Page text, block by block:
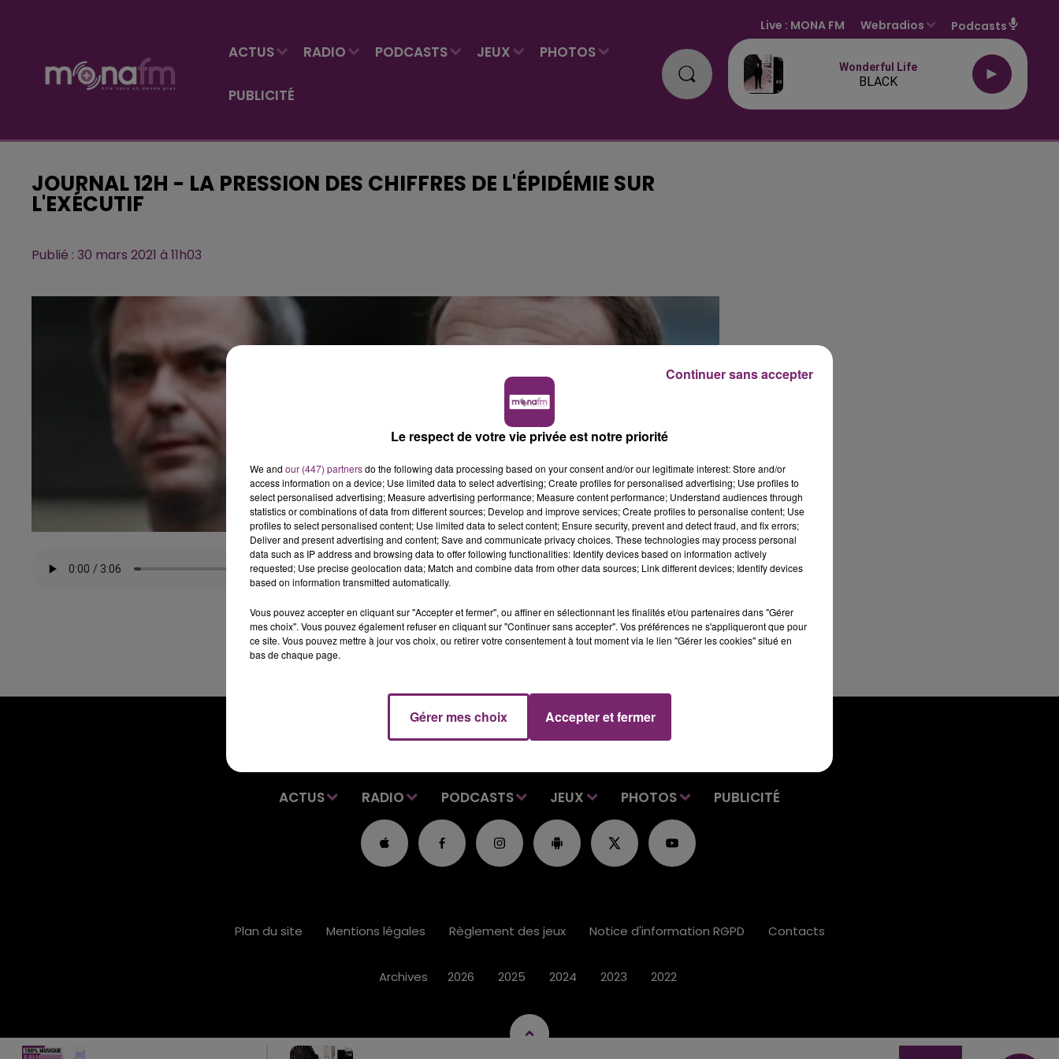
ACTUS RADIO PODCASTS JEUX PHOTOS
PUBLICITÉ
Live : MONA FM Webradios Podcasts
Wonderful Life
BLACK
JOURNAL 12H - LA PRESSION DES CHIFFRES DE L'ÉPIDÉMIE SUR
L'EXÉCUTIF
Publié : 30 mars 2021 à 11h03
ACTUS RADIO PODCASTS JEUX PHOTOS PUBLICITÉ
Plan du site Mentions légales Règlement des jeux Notice d'information RGPD Contacts
Archives 2026 2025 2024 2023 2022
Le respect de votre vie privée est notre priorité
We and our (447) partnersdo the following data processing based on your consent and/or our legitimate interest: Store and/or
access information on a device; Use limited data to select advertising; Create profiles for personalised advertising; Use profiles to
select personalised advertising; Measure advertising performance; Measure content performance; Understand audiences through
statistics or combinations of data from different sources; Develop and improve services; Create profiles to personalise content; Use
profiles to select personalised content; Use limited data to select content; Ensure security, prevent and detect fraud, and fix errors;
Deliver and present advertising and content; Save and communicate privacy choices. These technologies may process personal
data such as IP address and browsing data to offer following functionalities: Identify devices based on information actively
requested; Use precise geolocation data; Match and combine data from other data sources; Link different devices; Identify devices
based on information transmitted automatically.
Vous pouvez accepter en cliquant sur "Accepter et fermer", ou affiner en sélectionnant les finalités et/ou partenaires dans "Gérer
mes choix". Vous pouvez également refuser en cliquant sur "Continuer sans accepter". Vos préférences ne s'appliqueront que pour
ce site. Vous pouvez mettre à jour vos choix, ou retirer votre consentement à tout moment via le lien "Gérer les cookies" situé en
bas de chaque page.
Gérer mes choix Accepter et fermer
Continuer sans accepter